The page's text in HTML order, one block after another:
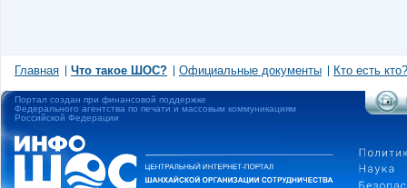
Главная Что такое ШОС? Официальные документы Кто есть кто?
Портал создан при финансовой поддержке
Федерального агентства по печати и массовым коммуникациям
Российской Федерации